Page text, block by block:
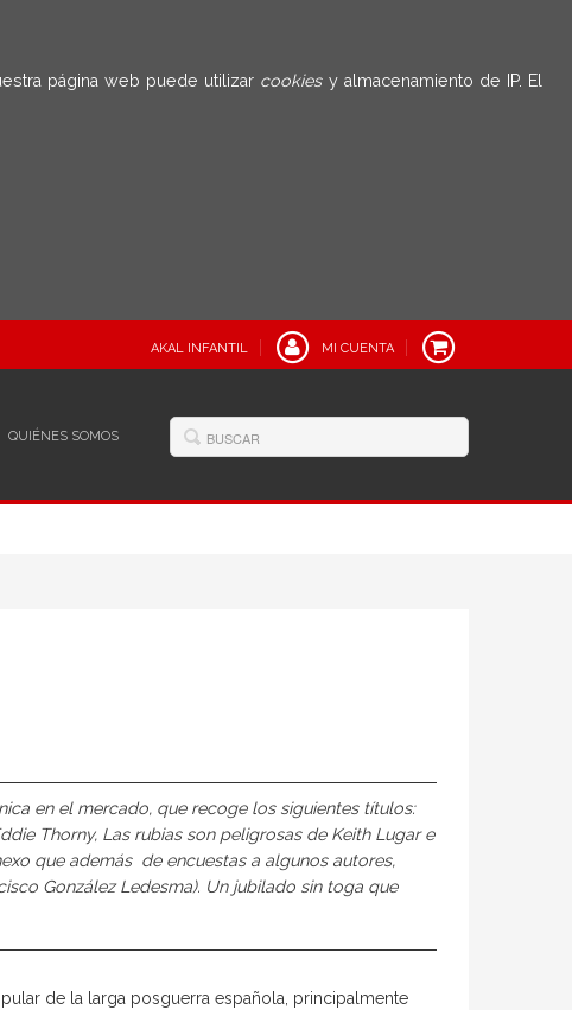
página web puede utilizar cookies y almacenamiento de IP. El
AKAL INFANTIL MI CUENTA
QUIÉNES SOMOS
en el mercado, que recoge los siguientes títulos:
Thorny, Las rubias son peligrosas de Keith Lugar e
que además de encuestas a algunos autores,
González Ledesma). Un jubilado sin toga que
de la larga posguerra española, principalmente